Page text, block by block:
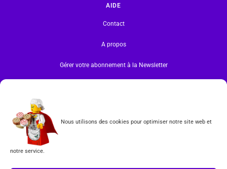
Nous utilisons des cookies pour optimiser notre site web et
notre service.
AIDE
Contact
A propos
Gérer votre abonnement à la Newsletter
CGV